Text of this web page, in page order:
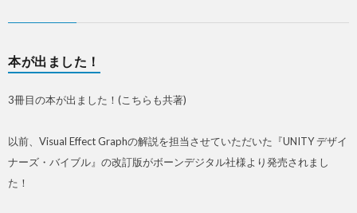
本が出ました！
3冊目の本が出ました！(こちらも共著)
以前、Visual Effect Graphの解説を担当させていただいた『UNITY デザイ
ナーズ・バイブル』の改訂版がボーンデジタル社様より発売されまし
た！